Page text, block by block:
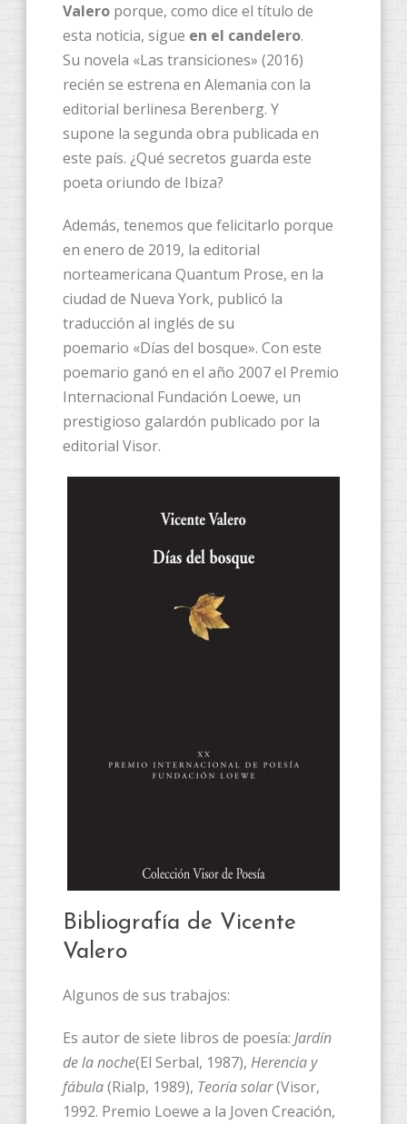
Valero porque, como dice el título de
esta noticia, sigue en el candelero.
Su novela «Las transiciones» (2016)
recién se estrena en Alemania con la
editorial berlinesa Berenberg. Y
supone la segunda obra publicada en
este país. ¿Qué secretos guarda este
poeta oriundo de Ibiza?
Además, tenemos que felicitarlo porque
en enero de 2019, la editorial
norteamericana Quantum Prose, en la
ciudad de Nueva York, publicó la
traducción al inglés de su
poemario «Días del bosque». Con este
poemario ganó en el año 2007 el Premio
Internacional Fundación Loewe, un
prestigioso galardón publicado por la
editorial Visor.
Bibliografía de Vicente
Valero
Algunos de sus trabajos:
Es autor de siete libros de poesía: Jardín
de la noche(El Serbal, 1987), Herencia y
fábula(Rialp, 1989), Teoría solar(Visor,
1992. Premio Loewe a la Joven Creación,